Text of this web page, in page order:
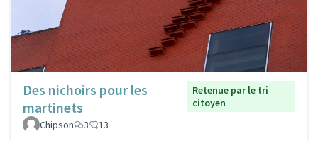
Des nichoirs pour les
martinets
Retenue par le tri
citoyen
Chipson
3 13